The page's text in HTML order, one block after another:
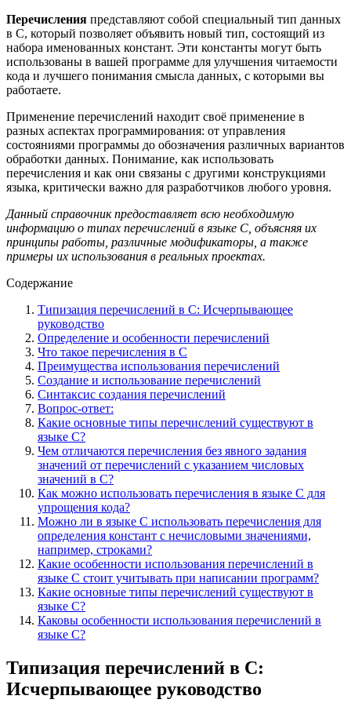
Перечисления представляют собой специальный тип данных
в C, который позволяет объявить новый тип, состоящий из
набора именованных констант. Эти константы могут быть
использованы в вашей программе для улучшения читаемости
кода и лучшего понимания смысла данных, с которыми вы
работаете.
Применение перечислений находит своё применение в
разных аспектах программирования: от управления
состояниями программы до обозначения различных вариантов
обработки данных. Понимание, как использовать
перечисления и как они связаны с другими конструкциями
языка, критически важно для разработчиков любого уровня.
Данный справочник предоставляет всю необходимую
информацию о типах перечислений в языке C, объясняя их
принципы работы, различные модификаторы, а также
примеры их использования в реальных проектах.
Содержание
Типизация перечислений в C: Исчерпывающее
руководство
Определение и особенности перечислений
Что такое перечисления в C
Преимущества использования перечислений
Создание и использование перечислений
Синтаксис создания перечислений
Вопрос-ответ:
Какие основные типы перечислений существуют в
языке C?
Чем отличаются перечисления без явного задания
значений от перечислений с указанием числовых
значений в C?
Как можно использовать перечисления в языке C для
упрощения кода?
Можно ли в языке C использовать перечисления для
определения констант с нечисловыми значениями,
например, строками?
Какие особенности использования перечислений в
языке C стоит учитывать при написании программ?
Какие основные типы перечислений существуют в
языке C?
Каковы особенности использования перечислений в
языке C?
Типизация перечислений в C:
Исчерпывающее руководство